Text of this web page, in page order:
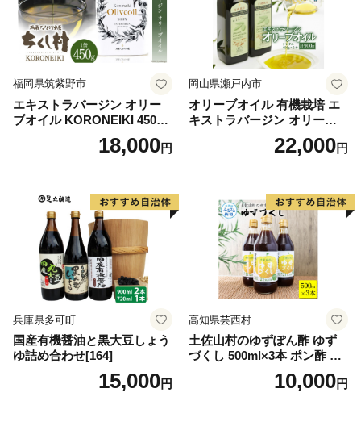
福岡県筑紫野市
エキストラバージン オリー
ブオイル KORONEIKI 450g
[筑前たなか油屋 福岡県 筑紫
野市 21760403] 油 食用油 オ
18,000円
岡山県瀬戸内市
オリーブオイル 有機栽培 エ
キストラバージン オリーブ
オイル シングル 2本 セット
オーガニック 調味料 油 オリ
22,000円
兵庫県多可町
国産有機醤油と黒大豆しょう
ゆ詰め合わせ[164]
15,000円
高知県芸西村
土佐山村のゆずぽん酢 ゆず
づくし 500ml×3本 ポン酢 ポ
ンズ ゆず 柚子 調味料 さっぱ
り 美味しい おいしい 鍋 しゃ
10,000円